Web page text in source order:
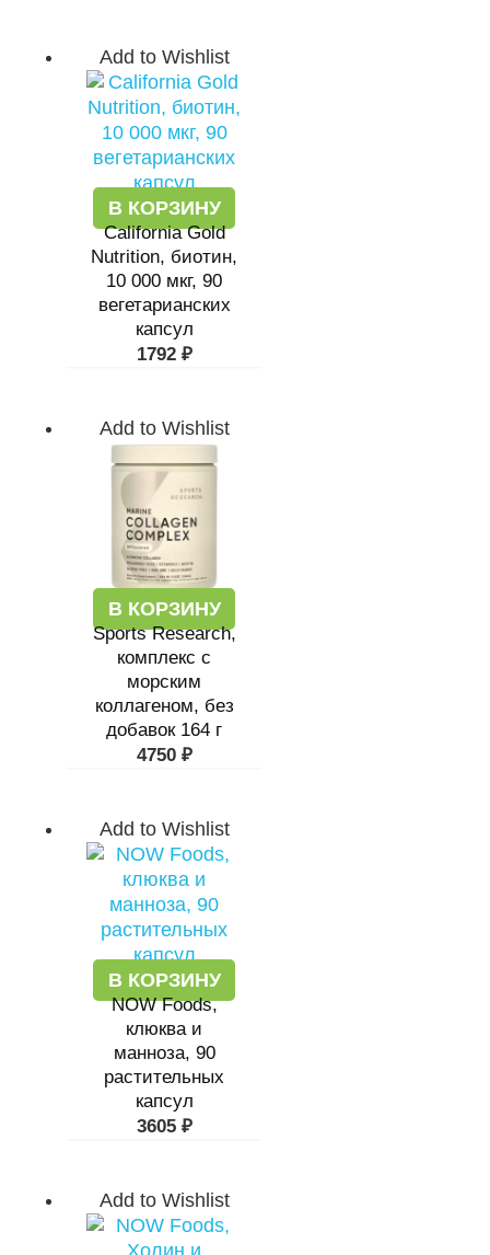
Add to Wishlist
В КОРЗИНУ
California Gold
Nutrition, биотин,
10 000 мкг, 90
вегетарианских
капсул
1792 ₽
Add to Wishlist
В КОРЗИНУ
Sports Research,
комплекс с
морским
коллагеном, без
добавок 164 г
4750 ₽
Add to Wishlist
В КОРЗИНУ
NOW Foods,
клюква и
манноза, 90
растительных
капсул
3605 ₽
Add to Wishlist